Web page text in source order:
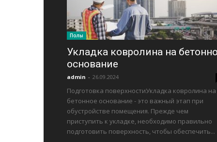
Полы
Укладка ковролина на
основание
admin - 26.09.2024
Подготовка поверхностиУкладка ковролина на
бетонное основание - это важный этап при
обустройстве помещения. Прежде чем
приступить к укладке, необходимо правильно
подготовить поверхность, чтобы обеспечить...